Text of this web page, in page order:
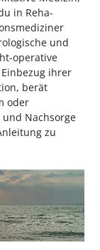
in Reha-
und
operative
ihrer
berät
oder
Nachsorge
zu